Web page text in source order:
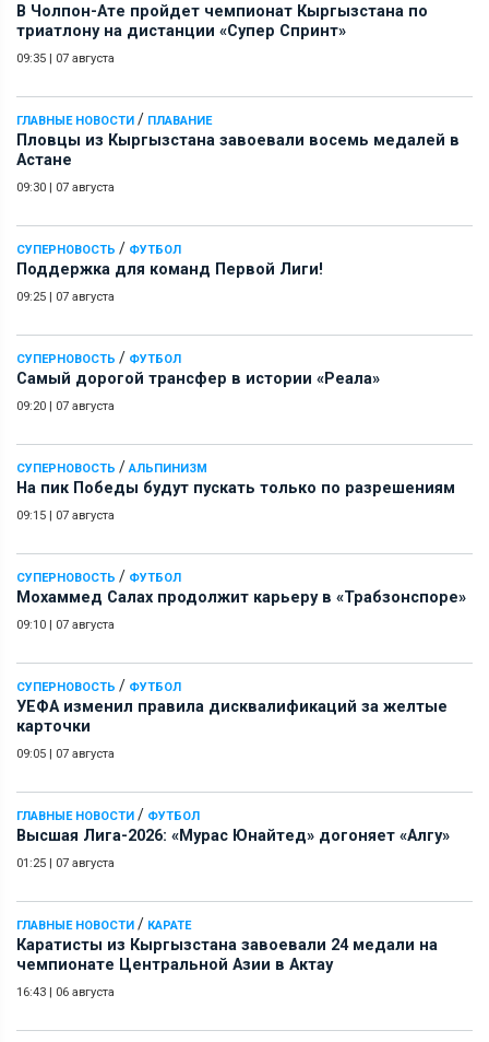
В Чолпон-Ате пройдет чемпионат Кыргызстана по
триатлону на дистанции «Супер Спринт»
09:35 | 07 августа
ГЛАВНЫЕ НОВОСТИ / ПЛАВАНИЕ
Пловцы из Кыргызстана завоевали восемь медалей в
Астане
09:30 | 07 августа
СУПЕРНОВОСТЬ / ФУТБОЛ
Поддержка для команд Первой Лиги!
09:25 | 07 августа
СУПЕРНОВОСТЬ / ФУТБОЛ
Самый дорогой трансфер в истории «Реала»
09:20 | 07 августа
СУПЕРНОВОСТЬ / АЛЬПИНИЗМ
На пик Победы будут пускать только по разрешениям
09:15 | 07 августа
СУПЕРНОВОСТЬ / ФУТБОЛ
Мохаммед Салах продолжит карьеру в «Трабзонспоре»
09:10 | 07 августа
СУПЕРНОВОСТЬ / ФУТБОЛ
УЕФА изменил правила дисквалификаций за желтые
карточки
09:05 | 07 августа
ГЛАВНЫЕ НОВОСТИ / ФУТБОЛ
Высшая Лига-2026: «Мурас Юнайтед» догоняет «Алгу»
01:25 | 07 августа
ГЛАВНЫЕ НОВОСТИ / КАРАТЕ
Каратисты из Кыргызстана завоевали 24 медали на
чемпионате Центральной Азии в Актау
16:43 | 06 августа